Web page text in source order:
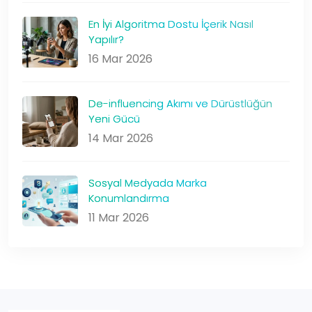
En İyi Algoritma Dostu İçerik Nasıl
Yapılır?
16 Mar 2026
De-influencing Akımı ve Dürüstlüğün
Yeni Gücü
14 Mar 2026
Sosyal Medyada Marka
Konumlandırma
11 Mar 2026